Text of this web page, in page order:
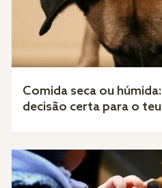
Comida seca ou
decisão certa para o